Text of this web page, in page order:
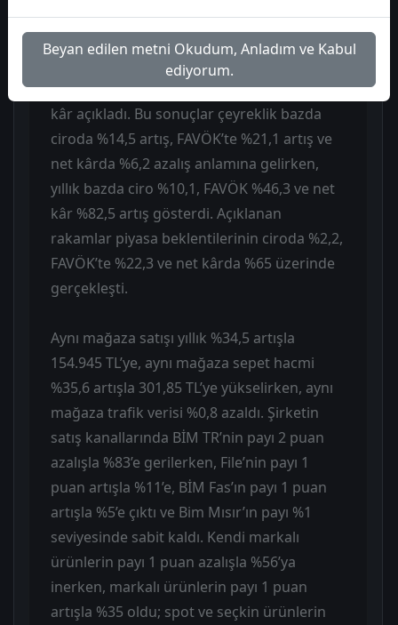
desteklediğini belirtti.
Şirket 1Ç26’da 212,86 milyar TL net satış,
10,11 milyar TL FAVÖK ve 6,46 milyar TL net
kâr açıkladı. Bu sonuçlar çeyreklik bazda
ciroda %14,5 artış, FAVÖK’te %21,1 artış ve
net kârda %6,2 azalış anlamına gelirken,
yıllık bazda ciro %10,1, FAVÖK %46,3 ve net
kâr %82,5 artış gösterdi. Açıklanan
rakamlar piyasa beklentilerinin ciroda %2,2,
FAVÖK’te %22,3 ve net kârda %65 üzerinde
gerçekleşti.
Aynı mağaza satışı yıllık %34,5 artışla
154.945 TL’ye, aynı mağaza sepet hacmi
%35,6 artışla 301,85 TL’ye yükselirken, aynı
mağaza trafik verisi %0,8 azaldı. Şirketin
satış kanallarında BİM TR’nin payı 2 puan
azalışla %83’e gerilerken, File’nin payı 1
puan artışla %11’e, BİM Fas’ın payı 1 puan
artışla %5’e çıktı ve Bim Mısır’ın payı %1
seviyesinde sabit kaldı. Kendi markalı
ürünlerin payı 1 puan azalışla %56’ya
inerken, markalı ürünlerin payı 1 puan
artışla %35 oldu; spot ve seçkin ürünlerin
Beyan edilen metni Okudum, Anladım ve Kabul
ediyorum.